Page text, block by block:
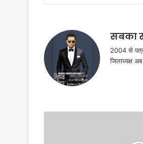
सबका
2004 से
जिलाध्यक्ष